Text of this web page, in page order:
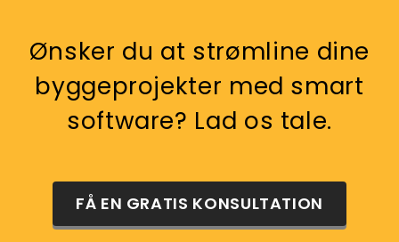
Ønsker du at strømline dine
byggeprojekter med smart
software? Lad os tale.
FÅ EN GRATIS KONSULTATION